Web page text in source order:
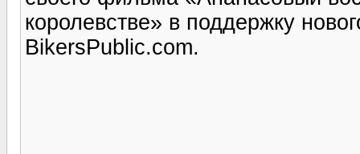
королевстве» в поддержку
BikersPublic.com.